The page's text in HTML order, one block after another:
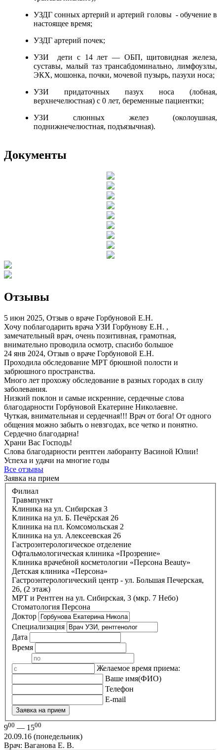
УЗДГ сонных артерий и артерий головы - обучение в
настоящее время;
УЗДГ артерий почек;
УЗИ дети с 14 лет — ОБП, щитовидная железа,
суставы, малый таз трансабдоминально, лимфоузлы,
ЭКХ, мошонка, почки, мочевой пузырь, пазухи носа;
УЗИ придаточных пазух носа (лобная,
верхнечелюстная) с 0 лет, беременные пациентки;
УЗИ слюнных желез (околоушная,
поднижнечелюстная, подъязычная).
Документы
Отзывы
5 июн 2025, Отзыв о враче Горбуновой Е.Н.
Хочу поблагодарить врача УЗИ Горбунову Е.Н. ,
замечательный врач, очень позитивная, грамотная,
внимательно проводила осмотр, спасибо большое
24 янв 2024, Отзыв о враче Горбуновой Е.Н.
Проходила обследование МРТ брюшной полости и
забрюшного пространства.
Много лет прохожу обследование в разных городах в силу
заболевания.
Низкий поклон и самые искренние, сердечные слова
благодарности Горбуновой Екатерине Николаевне.
Чуткая, внимательная и сердечная!!! Врач от бога! От одного
общения можно забыть о невзгодах, все четко и понятно.
Сердечно благодарна!
Храни Вас Господь!
Слова благодарности рентген лаборанту Васиной Юлии!
Успеха и удачи на многие годы
Все отзывы
Заявка на прием
Филиал
Травмпункт
Клиника на ул. Сибирская 3
Клиника на ул. Б. Печёрская 26
Клиника на пл. Комсомольская 2
Клиника на ул. Алексеевская 26
Гастроэнтерологическое отделение
Офтальмологическая клиника «Прозрение»
Клиника врачебной косметологии «Персона Beauty»
Детская клиника «Персона»
Гастроэнтерологический центр - ул. Большая Печерская,
26, (2 этаж)
МРТ и Рентген на ул. Сибирская, 3 (мкр. 7 Небо)
Стоматология Персона
Доктор
Специализация
Дата
Время
Желаемое время приема:
Ваше имя(ФИО)
Телефон
E-mail
Заявка на прием
900 — 1500
20.09.16 (понедельник)
Врач: Ваганова Е. В.